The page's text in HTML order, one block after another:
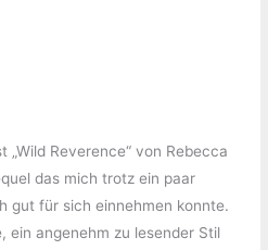
Reverence“ von Rebecca
das mich trotz ein paar
gut für sich einnehmen konnte.
ein angenehm zu lesender Stil